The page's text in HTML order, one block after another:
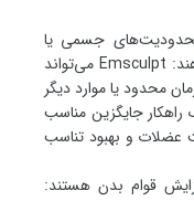
محدودیت‌های جسمی یا
زمانی نمی‌توانند به صورت منظم انجام دهند: Emsculpt می‌تواند
محدود یا موارد دیگر
جایگزین مناسب
و بهبود تناسب
قوام بدن هستند: